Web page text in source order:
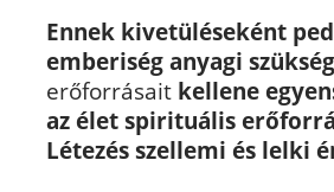
Ennek kivetüléseként
emberiség anyagi
erőforrásaitkellene
az élet spirituális
Létezés szellemi és lelki